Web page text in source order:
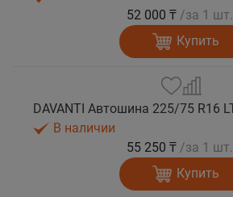
52 000 ₸ /за 1 шт.
Купить
В наличии
55 250 ₸ /за 1 шт.
Купить